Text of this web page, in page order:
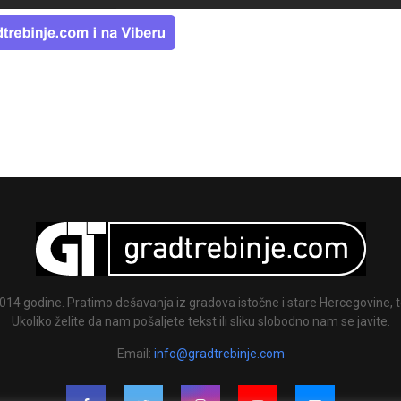
godine. Pratimo dešavanja iz gradova istočne i stare Hercegovine,
Ukoliko želite da nam pošaljete tekst ili sliku slobodno nam se javite.
Email: info@gradtrebinje.com